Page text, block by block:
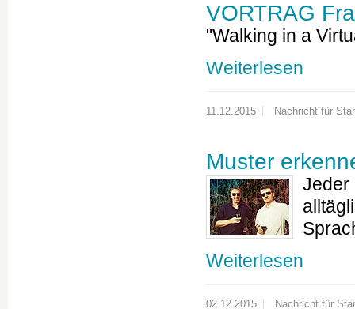
VORTRAG
"Walking in a
Weiterlesen
11.12.2015 Nachricht für
Muster
Jeder
Weiterlesen
02.12.2015 Nachricht für